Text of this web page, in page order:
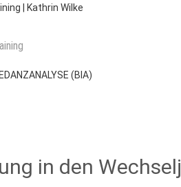
(BIA)
in den